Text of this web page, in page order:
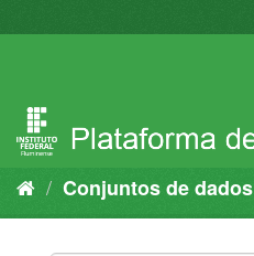
para
Conjuntos de dados